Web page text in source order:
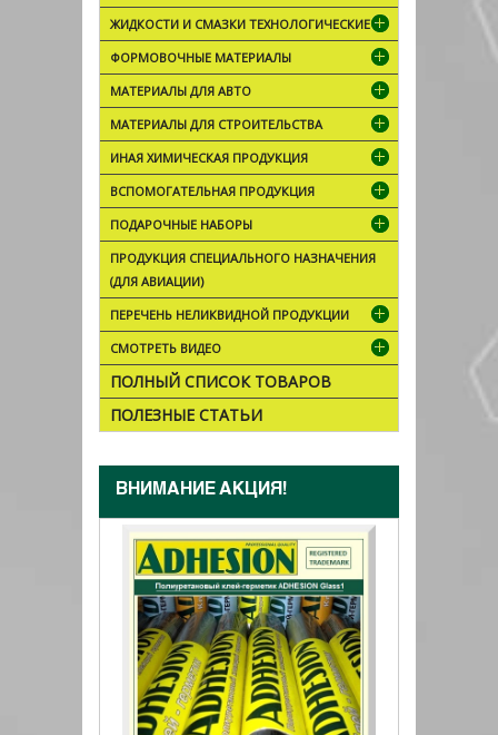
ЖИДКОСТИ И СМАЗКИ ТЕХНОЛОГИЧЕСКИЕ
ФОРМОВОЧНЫЕ МАТЕРИАЛЫ
МАТЕРИАЛЫ ДЛЯ АВТО
МАТЕРИАЛЫ ДЛЯ СТРОИТЕЛЬСТВА
ИНАЯ ХИМИЧЕСКАЯ ПРОДУКЦИЯ
ВСПОМОГАТЕЛЬНАЯ ПРОДУКЦИЯ
ПОДАРОЧНЫЕ НАБОРЫ
ПРОДУКЦИЯ СПЕЦИАЛЬНОГО НАЗНАЧЕНИЯ
(ДЛЯ АВИАЦИИ)
ПЕРЕЧЕНЬ НЕЛИКВИДНОЙ ПРОДУКЦИИ
СМОТРЕТЬ ВИДЕО
ПОЛНЫЙ СПИСОК ТОВАРОВ
ПОЛЕЗНЫЕ СТАТЬИ
ВНИМАНИЕ АКЦИЯ!